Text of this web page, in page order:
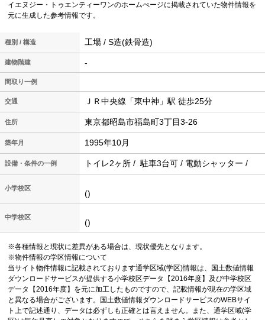
イエヌジー・トゥエンティーワンのホームぺージに掲載されていた物件情報を
元に生成した参考情報です。
種別 / 構造 工場 / S造(鉄骨造)
建物階建 -
間取り一例
交通 ＪＲ中央線「東中神」駅 徒歩25分
住所 東京都昭島市福島町3丁目3-26
築年月 1995年10月
設備・条件の一例 トイレ2ヶ所 / 駐車3台可 / 電動シャッター /
小学校区
()
中学校区
()
※各種情報と現状に差異がある場合は、現状優先となります。
※物件情報の学区情報について
当サイト物件情報に記載されております通学区域(学区)情報は、国土数値情報
ダウンロードサービスが提供する小学校区データ【2016年度】及び中学校区
データ【2016年度】を元に加工したものですので、記載情報が現在の学区域
と異なる場合がございます。国土数値情報ダウンロードサービスのWEBサイ
ト上で記述通り、データは必ずしも正確とは言えません。また、通学区域(学